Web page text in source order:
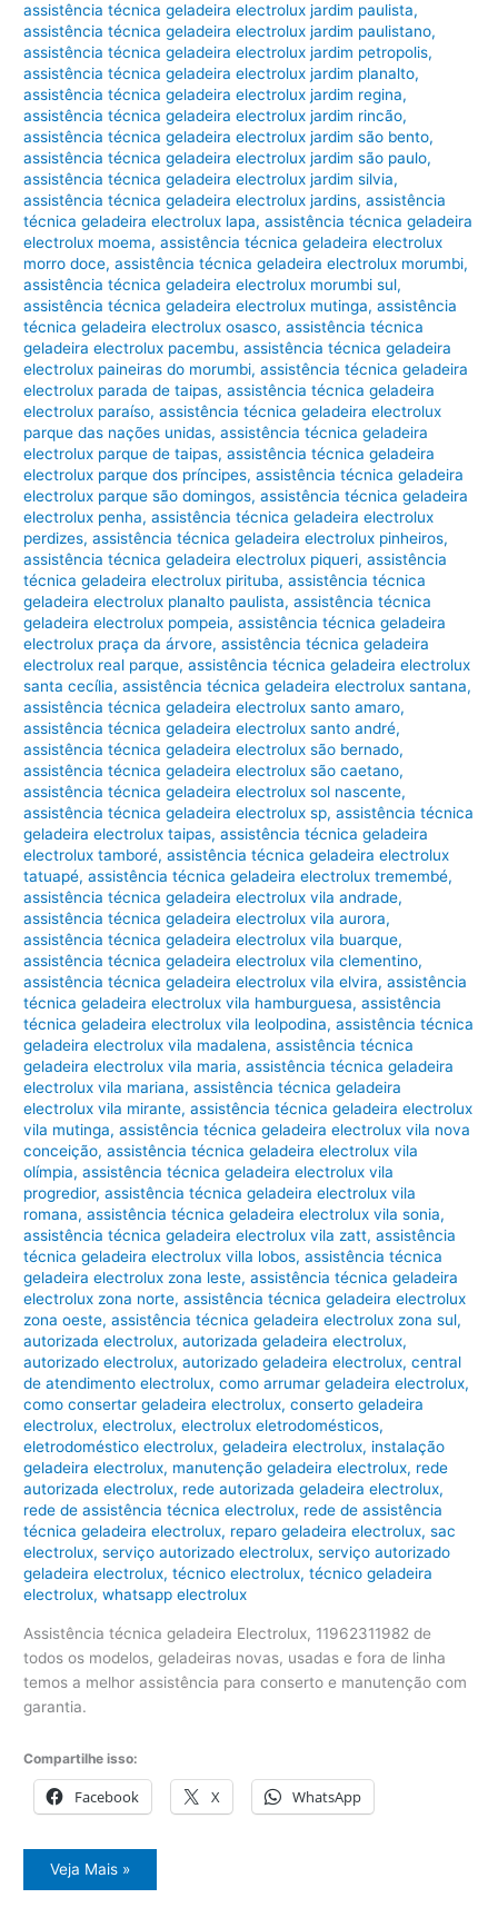
assistência técnica geladeira electrolux jardim paulista,
assistência técnica geladeira electrolux jardim paulistano,
assistência técnica geladeira electrolux jardim petropolis,
assistência técnica geladeira electrolux jardim planalto,
assistência técnica geladeira electrolux jardim regina,
assistência técnica geladeira electrolux jardim rincão,
assistência técnica geladeira electrolux jardim são bento,
assistência técnica geladeira electrolux jardim são paulo,
assistência técnica geladeira electrolux jardim silvia,
assistência técnica geladeira electrolux jardins,assistência
técnica geladeira electrolux lapa,assistência técnica geladeira
electrolux moema,assistência técnica geladeira electrolux
morro doce,assistência técnica geladeira electrolux morumbi,
assistência técnica geladeira electrolux morumbi sul,
assistência técnica geladeira electrolux mutinga,assistência
técnica geladeira electrolux osasco,assistência técnica
geladeira electrolux pacembu,assistência técnica geladeira
electrolux paineiras do morumbi,assistência técnica geladeira
electrolux parada de taipas,assistência técnica geladeira
electrolux paraíso,assistência técnica geladeira electrolux
parque das nações unidas,assistência técnica geladeira
electrolux parque de taipas,assistência técnica geladeira
electrolux parque dos príncipes,assistência técnica geladeira
electrolux parque são domingos,assistência técnica geladeira
electrolux penha,assistência técnica geladeira electrolux
perdizes,assistência técnica geladeira electrolux pinheiros,
assistência técnica geladeira electrolux piqueri,assistência
técnica geladeira electrolux pirituba,assistência técnica
geladeira electrolux planalto paulista,assistência técnica
geladeira electrolux pompeia,assistência técnica geladeira
electrolux praça da árvore,assistência técnica geladeira
electrolux real parque,assistência técnica geladeira electrolux
santa cecília,assistência técnica geladeira electrolux santana,
assistência técnica geladeira electrolux santo amaro,
assistência técnica geladeira electrolux santo andré,
assistência técnica geladeira electrolux são bernado,
assistência técnica geladeira electrolux são caetano,
assistência técnica geladeira electrolux sol nascente,
assistência técnica geladeira electrolux sp,assistência técnica
geladeira electrolux taipas,assistência técnica geladeira
electrolux tamboré,assistência técnica geladeira electrolux
tatuapé,assistência técnica geladeira electrolux tremembé,
assistência técnica geladeira electrolux vila andrade,
assistência técnica geladeira electrolux vila aurora,
assistência técnica geladeira electrolux vila buarque,
assistência técnica geladeira electrolux vila clementino,
assistência técnica geladeira electrolux vila elvira,assistência
técnica geladeira electrolux vila hamburguesa,assistência
técnica geladeira electrolux vila leolpodina,assistência técnica
geladeira electrolux vila madalena,assistência técnica
geladeira electrolux vila maria,assistência técnica geladeira
electrolux vila mariana,assistência técnica geladeira
electrolux vila mirante,assistência técnica geladeira electrolux
vila mutinga,assistência técnica geladeira electrolux vila nova
conceição,assistência técnica geladeira electrolux vila
olímpia,assistência técnica geladeira electrolux vila
progredior,assistência técnica geladeira electrolux vila
romana,assistência técnica geladeira electrolux vila sonia,
assistência técnica geladeira electrolux vila zatt,assistência
técnica geladeira electrolux villa lobos,assistência técnica
geladeira electrolux zona leste,assistência técnica geladeira
electrolux zona norte,assistência técnica geladeira electrolux
zona oeste,assistência técnica geladeira electrolux zona sul,
autorizada electrolux,autorizada geladeira electrolux,
autorizado electrolux,autorizado geladeira electrolux,central
de atendimento electrolux,como arrumar geladeira electrolux,
como consertar geladeira electrolux,conserto geladeira
electrolux,electrolux,electrolux eletrodomésticos,
eletrodoméstico electrolux,geladeira electrolux, instalação
geladeira electrolux, manutenção geladeira electrolux, rede
autorizada electrolux, rede autorizada geladeira electrolux,
rede de assistência técnica electrolux, rede de assistência
técnica geladeira electrolux, reparo geladeira electrolux,sac
electrolux,serviço autorizado electrolux,serviço autorizado
geladeira electrolux,técnico electrolux,técnico geladeira
electrolux,whatsapp electrolux
Assistência técnica geladeira Electrolux, 11962311982 de
todos os modelos, geladeiras novas, usadas e fora de linha
temos a melhor assistência para conserto e manutenção com
garantia.
Compartilhe isso:
Facebook X WhatsApp
Assistência
técnica
Veja Mais »